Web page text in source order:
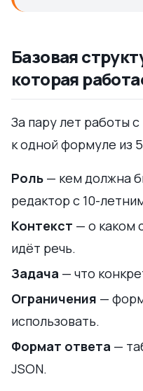
Базовая
которая
За пару лет работы
к одной формуле из
Роль — кем должна
редактор с 10-
Контекст — о каком
идёт речь.
Задача — что
Ограничения —
использовать.
Формат ответа —
JSON.